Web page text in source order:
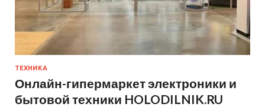
ТЕХНИКА
Онлайн-гипермаркет электроники и
бытовой техники HOLODILNIK.RU